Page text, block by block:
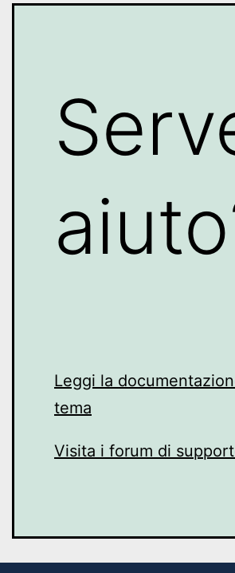
Leggi la
tema
Visita i forum di